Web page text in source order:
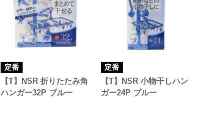
定番
【T】NSR 折りたたみ角
ハンガー32P ブルー
定番
【T】NSR 小物干しハン
ガー24P ブルー